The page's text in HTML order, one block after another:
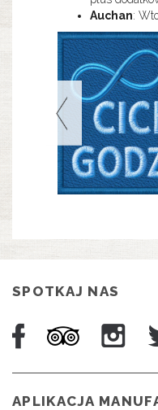
Auchan:
SPOTKAJ NAS
APLIKACJA